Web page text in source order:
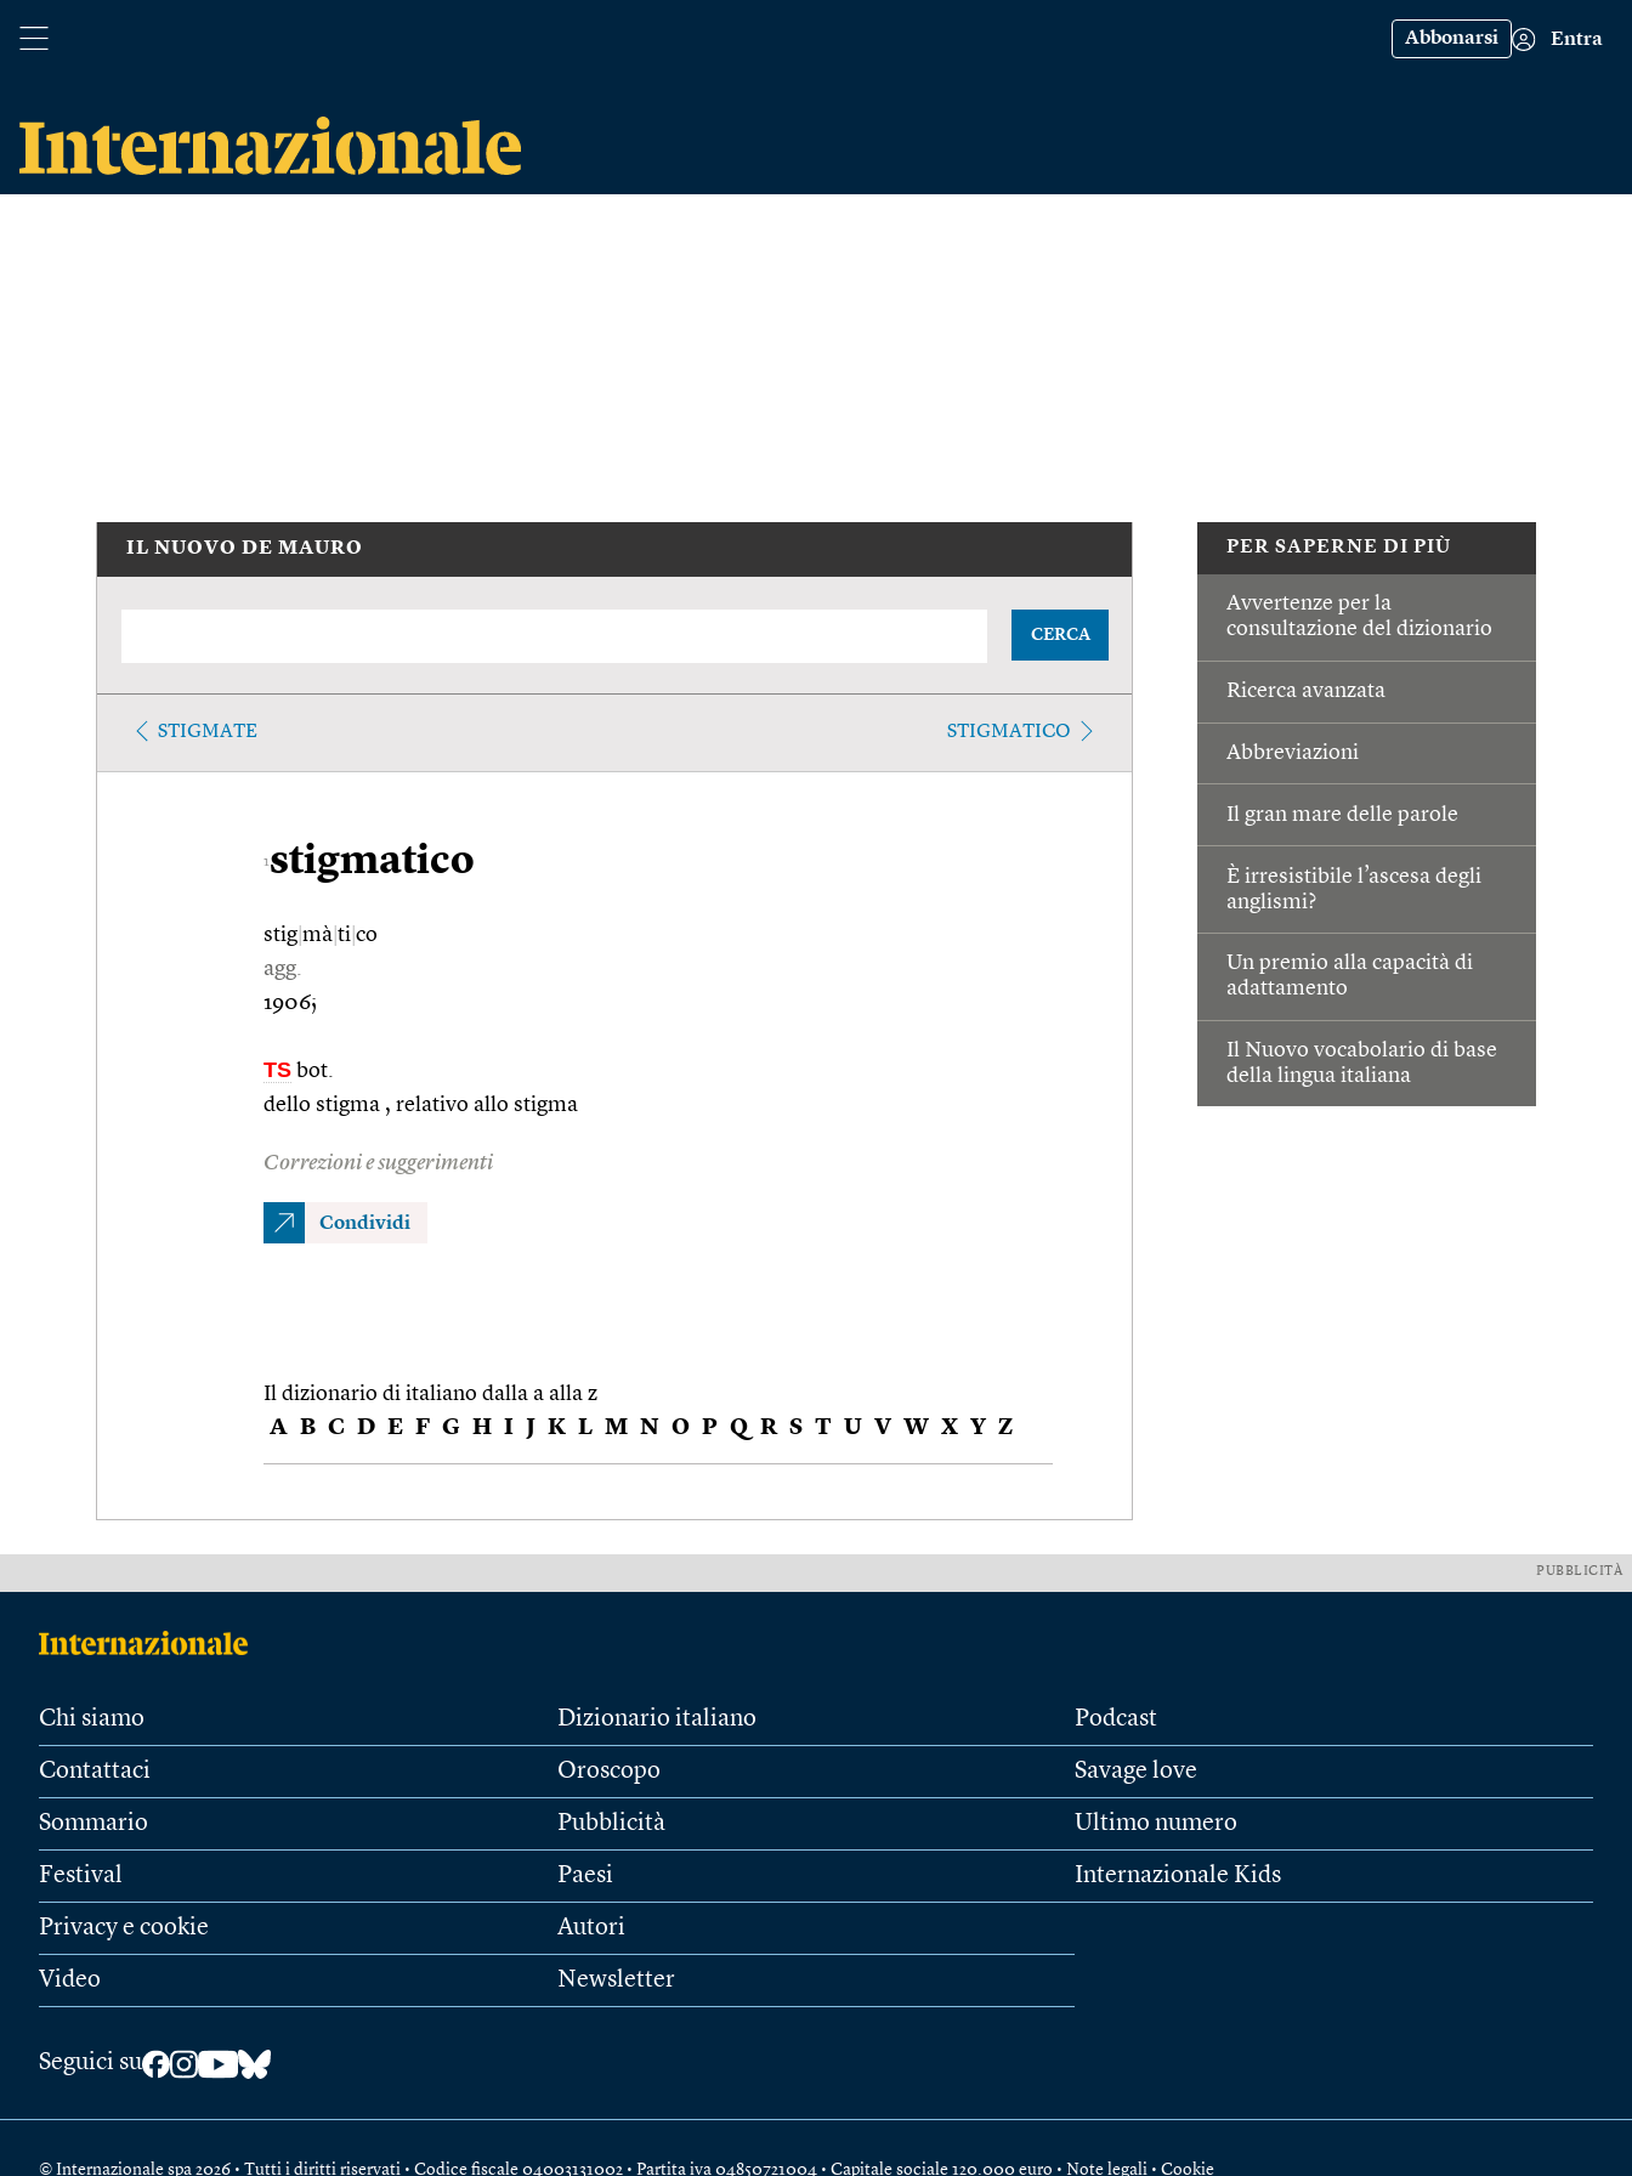
Abbonarsi Entra
PER SAPERNE DI PIÙ
Avvertenze per la
consultazione del dizionario
Ricerca avanzata
Abbreviazioni
Il gran mare delle parole
È irresistibile l’ascesa degli
anglismi?
Un premio alla capacità di
adattamento
Il Nuovo vocabolario di base
della lingua italiana
IL NUOVO DE MAURO
CERCA
STIGMATE STIGMATICO
1stigmatico
stig mà ti co
agg.
1906;
TS bot.
dello stigma , relativo allo stigma
Correzioni e suggerimenti
Condividi
Il dizionario di italiano dalla a alla z
A B C D E F G H I J K L M N O P Q R S T U V W X Y Z
PUBBLICITÀ
Chi siamo
Contattaci
Sommario
Festival
Privacy e cookie
Video
Dizionario italiano
Oroscopo
Pubblicità
Paesi
Autori
Newsletter
Podcast
Savage love
Ultimo numero
Internazionale Kids
Seguici su
© Internazionale spa 2026 • Tutti i diritti riservati • Codice fiscale 04003131002 • Partita iva 04850721004 • Capitale sociale 120.000 euro • Note legali • Cookie